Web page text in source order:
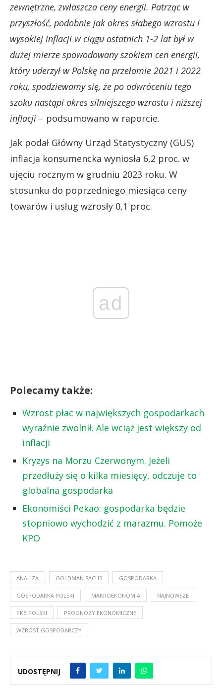
zewnętrzne, zwłaszcza ceny energii. Patrząc w
przyszłość, podobnie jak okres słabego wzrostu i
wysokiej inflacji w ciągu ostatnich 1-2 lat był w
dużej mierze spowodowany szokiem cen energii,
który uderzył w Polskę na przełomie 2021 i 2022
roku, spodziewamy się, że po odwróceniu tego
szoku nastąpi okres silniejszego wzrostu i niższej
inflacji – podsumowano w raporcie.
Jak podał Główny Urząd Statystyczny (GUS)
inflacja konsumencka wyniosła 6,2 proc. w
ujęciu rocznym w grudniu 2023 roku. W
stosunku do poprzedniego miesiąca ceny
towarów i usług wzrosły 0,1 proc.
ad
Polecamy także:
Wzrost płac w największych gospodarkach
wyraźnie zwolnił. Ale wciąż jest większy od
inflacji
Kryzys na Morzu Czerwonym. Jeżeli
przedłuży się o kilka miesięcy, odczuje to
globalna gospodarka
Ekonomiści Pekao: gospodarka będzie
stopniowo wychodzić z marazmu. Pomoże
KPO
ANALIZA GOLDMAN SACHS GOSPODARKA
GOSPODARKA POLSKI MAKROEKONOMIA NAJNOWSZE
PKB POLSKI PROGNOZY EKONOMICZNE
WZROST GOSPODARCZY
UDOSTĘPNIJ